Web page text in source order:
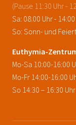
(Pause 11:30 Uhr -
Sa: 08:00 Uhr -
So: Sonn- und
Euthymia-
Mo-Sa 10:00-16:00
Mo-Fr 14:00-16:00
So 14:30 – 16:30